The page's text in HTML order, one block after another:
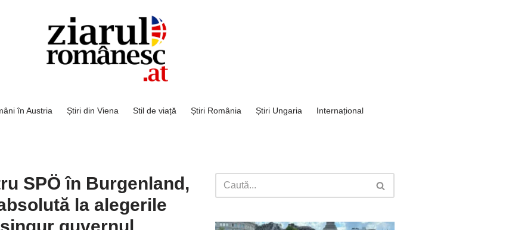
în Austria Știri din Viena Stil de viață Știri România Știri Ungaria
Internațional
SPÖ în Burgenland,
la alegerile